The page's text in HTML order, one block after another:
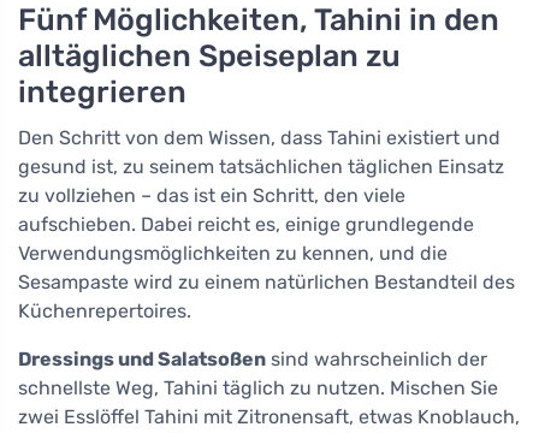
Fünf Möglichkeiten, Tahini in den
alltäglichen Speiseplan zu
integrieren
Den Schritt von dem Wissen, dass Tahini existiert und
gesund ist, zu seinem tatsächlichen täglichen Einsatz
zu vollziehen – das ist ein Schritt, den viele
aufschieben. Dabei reicht es, einige grundlegende
Verwendungsmöglichkeiten zu kennen, und die
Sesampaste wird zu einem natürlichen Bestandteil des
Küchenrepertoires.
Dressings und Salatsoßen sind wahrscheinlich der
schnellste Weg, Tahini täglich zu nutzen. Mischen Sie
zwei Esslöffel Tahini mit Zitronensaft, etwas Knoblauch,